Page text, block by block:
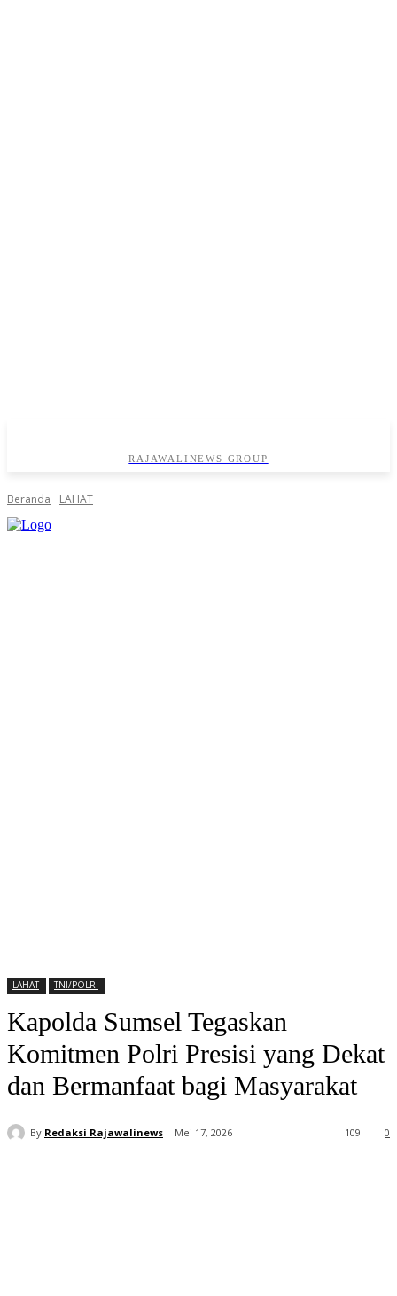
RAJAWALINEWS GROUP
Beranda LAHAT
LAHAT TNI/POLRI
Kapolda Sumsel Tegaskan
Komitmen Polri Presisi yang Dekat
dan Bermanfaat bagi Masyarakat
By Redaksi Rajawalinews Mei 17, 2026 0
109